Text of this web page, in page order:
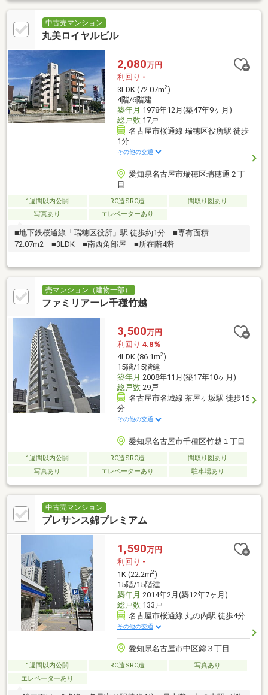
中古売マンション
丸美ロイヤルビル
2,080万円
利回り -
3LDK (72.07m2)
4階/6階建
築年月 1978年12月(築47年9ヶ月)
総戸数17戸
名古屋市桜通線 瑞穂区役所駅 徒歩
1分
その他の交通
愛知県名古屋市瑞穂区瑞穂通２丁
目
1週間以内公開 RC造SRC造
間取り図あり
写真あり
エレベーターあり
■地下鉄桜通線「瑞穂区役所」駅 徒歩約1分 ■専有面積
72.07m2 ■3LDK ■南西角部屋 ■所在階4階
売マンション（建物一部）
ファミリアーレ千種竹越
3,500万円
利回り 4.8％
4LDK (86.1m2)
15階/15階建
築年月 2008年11月(築17年10ヶ月)
総戸数29戸
名古屋市名城線 茶屋ヶ坂駅 徒歩16
分
その他の交通
愛知県名古屋市千種区竹越１丁目
1週間以内公開 RC造SRC造
間取り図あり
写真あり
エレベーターあり 駐車場あり
中古売マンション
プレサンス錦プレミアム
1,590万円
利回り -
1K (22.2m2)
15階/15階建
築年月 2014年2月(築12年7ヶ月)
総戸数133戸
名古屋市桜通線 丸の内駅 徒歩4分
その他の交通
愛知県名古屋市中区錦３丁目
1週間以内公開 RC造SRC造
写真あり
エレベーターあり